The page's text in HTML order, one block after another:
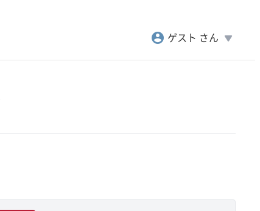
account_circle ゲスト さん play_arrow